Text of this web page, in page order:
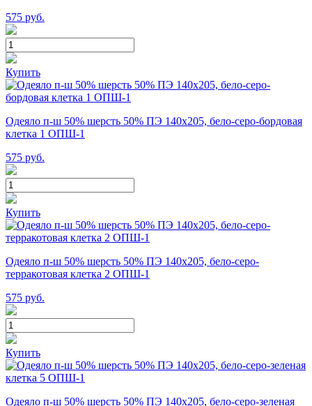
575 руб.
Купить
Одеяло п-ш 50% шерсть 50% ПЭ 140х205, бело-серо-бордовая
клетка 1 ОПШ-1
575 руб.
Купить
Одеяло п-ш 50% шерсть 50% ПЭ 140х205, бело-серо-
терракотовая клетка 2 ОПШ-1
575 руб.
Купить
Одеяло п-ш 50% шерсть 50% ПЭ 140х205, бело-серо-зеленая